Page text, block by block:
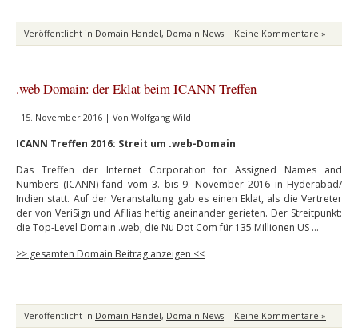
Veröffentlicht in Domain Handel, Domain News | Keine Kommentare »
.web Domain: der Eklat beim ICANN Treffen
15. November 2016 | Von Wolfgang Wild
ICANN Treffen 2016: Streit um .web-Domain
Das Treffen der Internet Corporation for Assigned Names and
Numbers (ICANN) fand vom 3. bis 9. November 2016 in Hyderabad/
Indien statt. Auf der Veranstaltung gab es einen Eklat, als die Vertreter
der von VeriSign und Afilias heftig aneinander gerieten. Der Streitpunkt:
die Top-Level Domain .web, die Nu Dot Com für 135 Millionen US …
>> gesamten Domain Beitrag anzeigen <<
Veröffentlicht in Domain Handel, Domain News | Keine Kommentare »